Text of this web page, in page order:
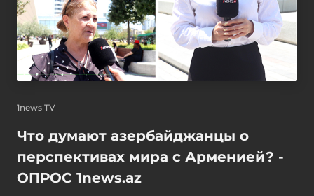
1news TV
Что думают азербайджанцы о
перспективах мира с Арменией? -
ОПРОС 1news.az